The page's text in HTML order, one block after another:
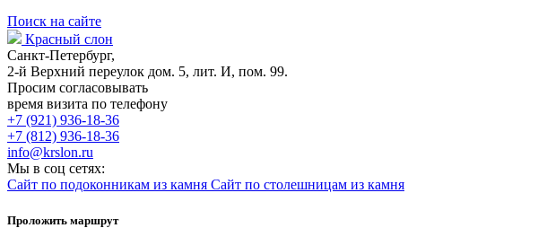
Поиск на сайте
Красный слон
Санкт-Петербург,
2-й Верхний переулок дом. 5, лит. И, пом. 99.
Просим согласовывать
время визита по телефону
+7 (921) 936-18-36
+7 (812) 936-18-36
info@krslon.ru
Мы в соц сетях:
Сайт по подоконникам из камня Сайт по столешницам из камня
Проложить маршрут